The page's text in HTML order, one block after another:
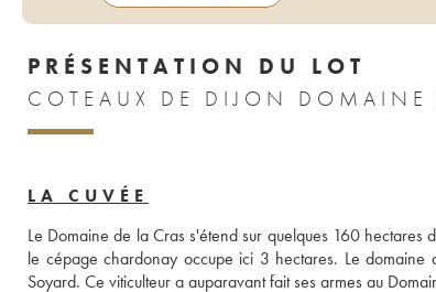
PRÉSENTATION DU LOT
COTEAUX DE DIJON
LA CUVÉE
Le Domaine de la Cras s'étend sur quelques 160
le cépage chardonay occupe ici 3 hectares. Le
Soyard. Ce viticulteur a auparavant fait ses armes au